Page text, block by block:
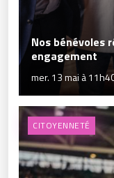
Nos bénévoles
engagement
mer. 13 mai à
CITOYENNETÉ